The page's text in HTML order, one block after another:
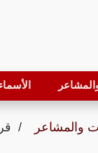
والمشاعر